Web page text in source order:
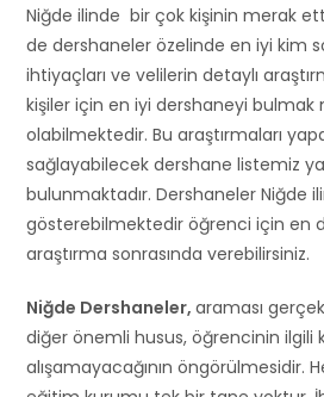
Niğde ilinde bir çok kişinin merak
de dershaneler özelinde en iyi kim
ihtiyaçları ve velilerin detaylı
kişiler için en iyi dershaneyi bulmak
olabilmektedir. Bu araştırmaları
sağlayabilecek dershane listemiz
bulunmaktadır. Dershaneler Niğde
gösterebilmektedir öğrenci için en
araştırma sonrasında verebilirsiniz.
Niğde Dershaneler,araması
diğer önemli husus, öğrencinin ilgili
alışamayacağının öngörülmesidir.